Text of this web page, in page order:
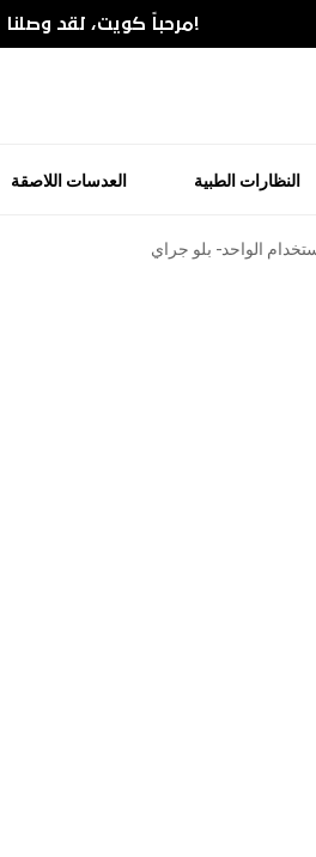
!مرحباً كويت، لقد وصلنا
النظارات الطبية العدسات اللاصقة
الواحد - بلو جراي